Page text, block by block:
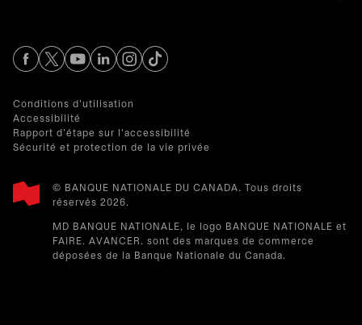
s’ouvre dans un nouvel onglet
s’ouvre dans un nouvel onglet
s’ouvre dans un nouvel onglet
s’ouvre dans un nouvel onglet
s’ouvre dans un nouvel onglet
Conditions d'utilisation
Accessibilité
Rapport d'étape sur l'accessibilité
Sécurité et protection de la vie privée
© BANQUE NATIONALE DU CANADA. Tous droits
réservés 2026.​
MD BANQUE NATIONALE, le logo BANQUE NATIONALE et
FAIRE. AVANCER. sont des marques de commerce
déposées de la Banque Nationale du Canada.